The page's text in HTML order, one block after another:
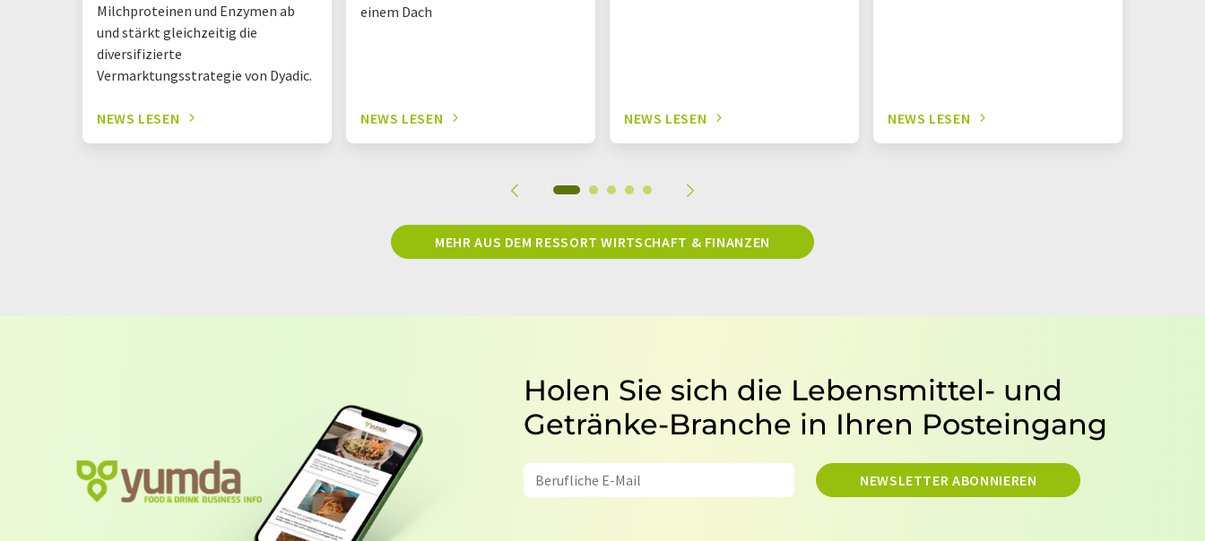
Milchproteinen und Enzymen ab
und stärkt gleichzeitig die
diversifizierte
Vermarktungsstrategie von Dyadic.
NEWS LESEN
einem Dach
NEWS LESEN NEWS LESEN NEWS LESEN
MEHR AUS DEM RESSORT WIRTSCHAFT & FINANZEN
Holen Sie sich die Lebensmittel- und
Getränke-Branche in Ihren Posteingang
NEWSLETTER ABONNIEREN